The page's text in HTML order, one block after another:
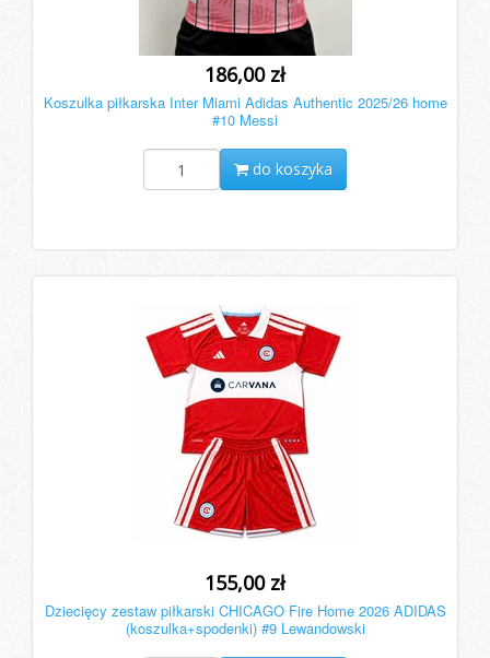
186,00 zł
Koszulka piłkarska Inter Miami Adidas Authentic 2025/26 home
#10 Messi
do koszyka
155,00 zł
Dziecięcy zestaw piłkarski CHICAGO Fire Home 2026 ADIDAS
(koszulka+spodenki) #9 Lewandowski